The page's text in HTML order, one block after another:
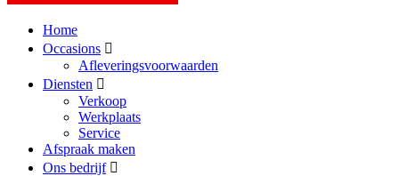
Home
Occasions
Afleveringsvoorwaarden
Diensten
Verkoop
Werkplaats
Service
Afspraak maken
Ons bedrijf